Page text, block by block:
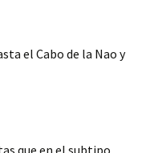
el Cabo de la Nao y
que en el subtipo